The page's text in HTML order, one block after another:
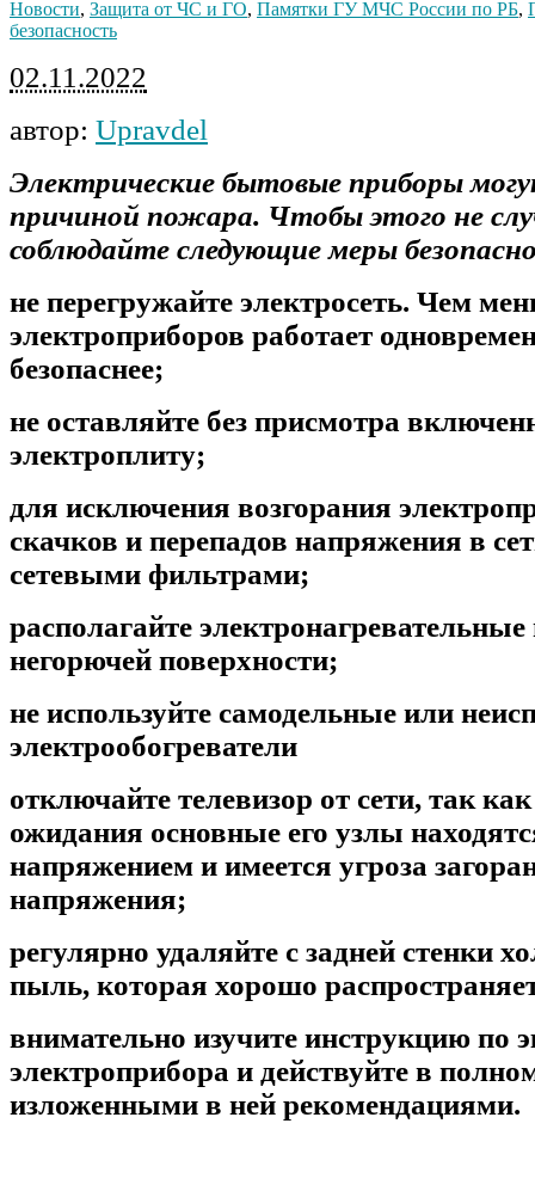
Новости, Защита от ЧС и ГО, Памятки ГУ МЧС России по РБ,
безопасность
02.11.2022
автор: Upravdel
Электрические бытовые приборы
причиной пожара. Чтобы этого не
соблюдайте следующие меры
не перегружайте электросеть. Чем
электроприборов работает
безопаснее;
не оставляйте без присмотра
электроплиту;
для исключения возгорания
скачков и перепадов напряжения в
сетевыми фильтрами;
располагайте
негорючей поверхности;
не используйте самодельные или
электрообогреватели
отключайте телевизор от сети, так
ожидания основные его узлы
напряжением и имеется угроза
напряжения;
регулярно удаляйте с задней стенки
пыль, которая хорошо
внимательно изучите инструкцию по
электроприбора и действуйте в
изложенными в ней рекомендациями.